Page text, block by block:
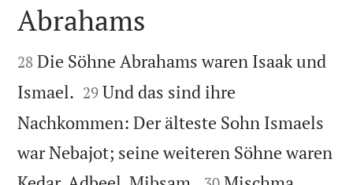

Abrahams

28 Die Söhne Abrahams waren Isaak und
Ismael. 

29 Und das sind ihre
Nachkommen: Der älteste Sohn Ismaels
war Nebajot; seine weiteren Söhne waren